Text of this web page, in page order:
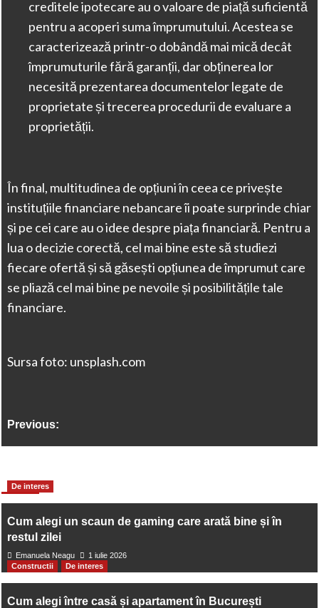
creditele ipotecare au o valoare de piață suficientă
pentru a acoperi suma împrumutului. Acestea se
caracterizează printr-o dobândă mai mică decât
împrumuturile fără garanții, dar obținerea lor
necesită prezentarea documentelor legate de
proprietate și trecerea procedurii de evaluare a
proprietății.
În final, multitudinea de opțiuni în ceea ce privește
instituțiile financiare nebancare îi poate surprinde chiar
și pe cei care au o idee despre piața financiară. Pentru a
lua o decizie corectă, cel mai bine este să studiezi
fiecare ofertă și să găsești opțiunea de împrumut care
se pliază cel mai bine pe nevoile și posibilitățile tale
financiare.
Sursa foto: unsplash.com
Previous:
Ce este si cum functioneaza leasingul auto?
Stories
De interes
Cum alegi un scaun de gaming care arată bine și în
restul zilei
Emanuela Neagu
1 iulie 2026
Constructii
De interes
Cum alegi între casă și apartament în București